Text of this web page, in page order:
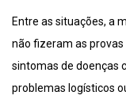
Entre as situações, a
não fizeram as
sintomas de doenças
problemas logísticos